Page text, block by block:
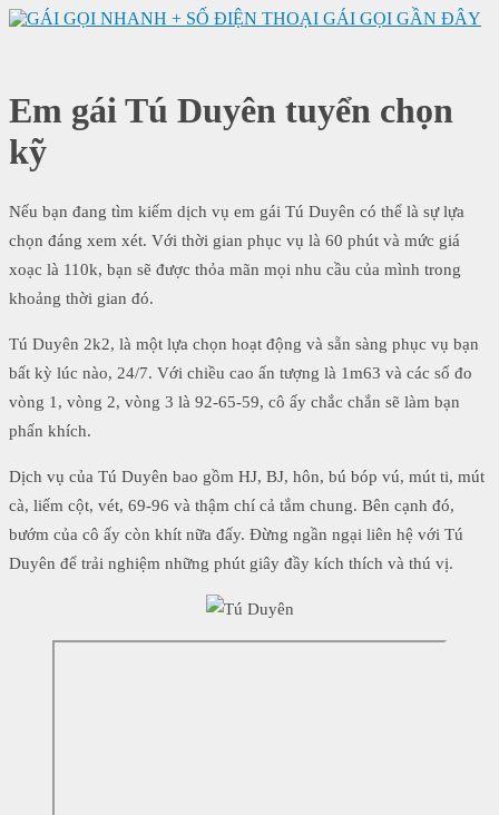
Em gái Tú Duyên tuyển chọn
kỹ
Nếu bạn đang tìm kiếm dịch vụ em gái Tú Duyên có thể là sự lựa
chọn đáng xem xét. Với thời gian phục vụ là 60 phút và mức giá
xoạc là 110k, bạn sẽ được thỏa mãn mọi nhu cầu của mình trong
khoảng thời gian đó.
Tú Duyên 2k2, là một lựa chọn hoạt động và sẵn sàng phục vụ bạn
bất kỳ lúc nào, 24/7. Với chiều cao ấn tượng là 1m63 và các số đo
vòng 1, vòng 2, vòng 3 là 92-65-59, cô ấy chắc chắn sẽ làm bạn
phấn khích.
Dịch vụ của Tú Duyên bao gồm HJ, BJ, hôn, bú bóp vú, mút ti, mút
cà, liếm cột, vét, 69-96 và thậm chí cả tắm chung. Bên cạnh đó,
bướm của cô ấy còn khít nữa đấy. Đừng ngần ngại liên hệ với Tú
Duyên để trải nghiệm những phút giây đầy kích thích và thú vị.